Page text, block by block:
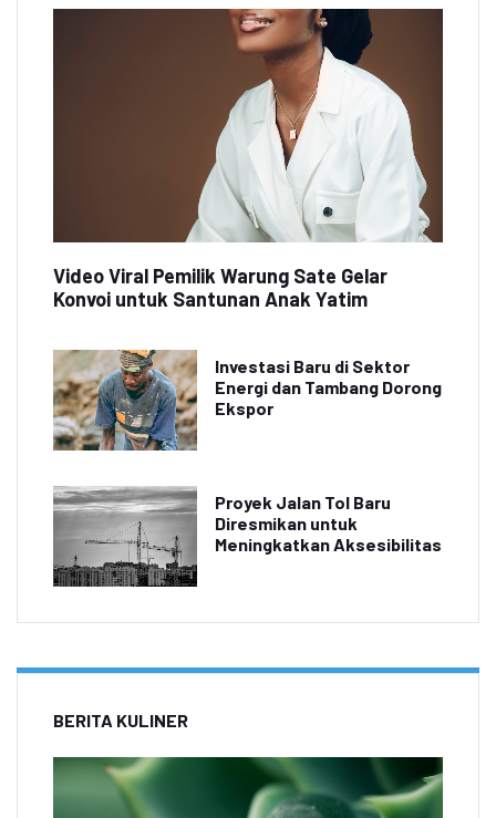
Video Viral Pemilik Warung Sate Gelar
Konvoi untuk Santunan Anak Yatim
Investasi Baru di Sektor
Energi dan Tambang Dorong
Ekspor
Proyek Jalan Tol Baru
Diresmikan untuk
Meningkatkan Aksesibilitas
BERITA KULINER